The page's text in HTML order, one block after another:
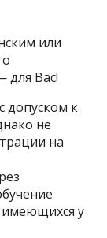
или
для Вас!
допуском к
не
на
имеющихся у